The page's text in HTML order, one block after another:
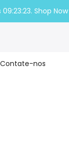
. Shop Now
Contate-nos